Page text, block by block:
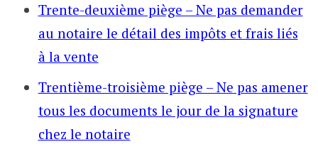
Trente-deuxième piège – Ne pas demander
au notaire le détail des impôts et frais liés
à la vente
Trentième-troisième piège – Ne pas amener
tous les documents le jour de la signature
chez le notaire